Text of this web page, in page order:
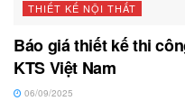
THIẾT KẾ NỘI THẤT
Báo giá thiết kế thi
KTS Việt Nam
06/09/2025